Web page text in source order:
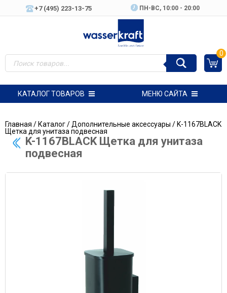
+7 (495) 223-13-75 ПН-ВC, 10:00 - 20:00
0
КАТАЛОГ ТОВАРОВ МЕНЮ САЙТА
Главная /Каталог/ Дополнительные аксессуары / K-1167BLACK
Щетка для унитаза подвесная
K-1167BLACK Щетка для унитаза
подвесная